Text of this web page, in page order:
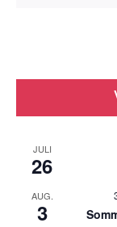
JULI
26
AUG.
3